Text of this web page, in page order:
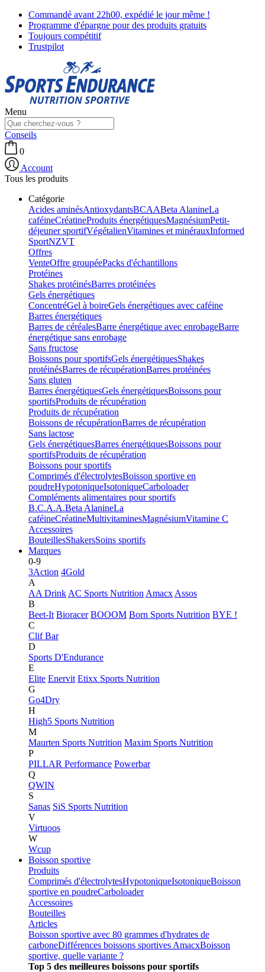
Commandé avant 22h00, expédié le jour même !
Programme d'épargne pour des produits gratuits
Toujours compétitif
Trustpilot
Menu
Conseils
0
Account
Tous les produits
Catégorie
Acides aminésAntioxydantsBCAABeta AlanineLa
caféineCréatineProduits énergétiquesMagnésiumPetit-
déjeuner sportifVégétalienVitamines et minérauxInformed
SportNZVT
Offres
VenteOffre groupéePacks d'échantillons
Protéines
Shakes protéinésBarres protéinées
Gels énergétiques
ConcentréGel à boireGels énergétiques avec caféine
Barres énergétiques
Barres de céréalesBarre énergétique avec enrobageBarre
énergétique sans enrobage
Sans fructose
Boissons pour sportifsGels énergétiquesShakes
protéinésBarres de récupérationBarres protéinées
Sans gluten
Barres énergétiquesGels énergétiquesBoissons pour
sportifsProduits de récupération
Produits de récupération
Boissons de récupérationBarres de récupération
Sans lactose
Gels énergétiquesBarres énergétiquesBoissons pour
sportifsProduits de récupération
Boissons pour sportifs
Comprimés d'électrolytesBoisson sportive en
poudreHypotoniqueIsotoniqueCarboloader
Compléments alimentaires pour sportifs
B.C.A.A.Beta AlanineLa
caféineCréatineMultivitaminesMagnésiumVitamine C
Accessoires
BouteillesShakersSoins sportifs
Marques
0-9
3Action 4Gold
A
AA Drink AC Sports Nutrition Amacx Assos
B
Beet-It Bioracer BOOOM Born Sports Nutrition BYE !
C
Clif Bar
D
Sports D'Endurance
E
Elite Enervit Etixx Sports Nutrition
G
Go4Dry
H
High5 Sports Nutrition
M
Maurten Sports Nutrition Maxim Sports Nutrition
P
PILLAR Performance Powerbar
Q
QWIN
S
Sanas SiS Sports Nutrition
V
Virtuoos
W
Wcup
Boisson sportive
Produits
Comprimés d'électrolytesHypotoniqueIsotoniqueBoisson
sportive en poudreCarboloader
Accessoires
Bouteilles
Articles
Boisson sportive avec 80 grammes d'hydrates de
carboneDifférences boissons sportives AmacxBoisson
sportive, quelle variante ?
Top 5 des meilleures boissons pour sportifs